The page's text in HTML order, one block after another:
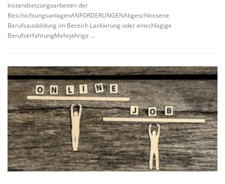
Instandsetzungsarbeiten der
BeschichtungsanlagenANFORDERUNGENAbgeschlossene
Berufsausbildung im Bereich Lackierung oder einschlägige
BerufserfahrungMehrjährige …